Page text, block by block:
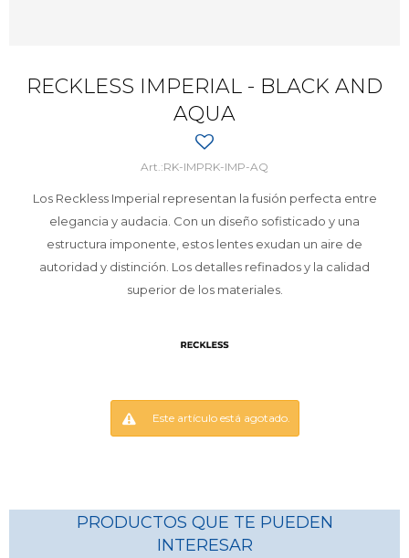
RECKLESS IMPERIAL - BLACK AND
AQUA
RK-IMPRK-IMP-AQ
Los Reckless Imperial representan la fusión perfecta entre
elegancia y audacia. Con un diseño sofisticado y una
estructura imponente, estos lentes exudan un aire de
autoridad y distinción. Los detalles refinados y la calidad
superior de los materiales.
Este artículo está agotado.
PRODUCTOS QUE TE PUEDEN
INTERESAR